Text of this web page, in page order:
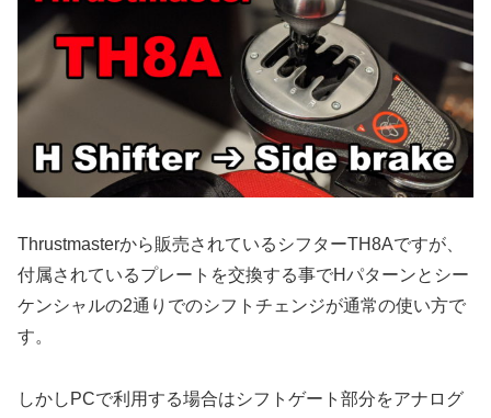
Thrustmasterから販売されているシフターTH8Aですが、
付属されているプレートを交換する事でHパターンとシー
ケンシャルの2通りでのシフトチェンジが通常の使い方で
す。
しかしPCで利用する場合はシフトゲート部分をアナログ